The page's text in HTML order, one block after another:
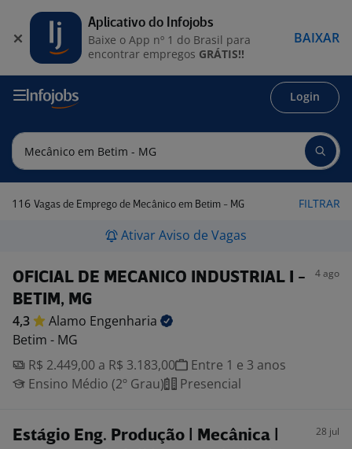
Login
116 Vagas de Emprego de Mecânico em Betim - MG FILTRAR
Ativar Aviso de Vagas
OFICIAL DE MECANICO INDUSTRIAL I -
BETIM, MG
4 ago
4,3 Alamo Engenharia
Betim - MG
R$ 2.449,00 a R$ 3.183,00
Entre 1 e 3 anos
Ensino Médio (2º Grau)
Presencial
Estágio Eng. Produção | Mecânica |
28 jul
Aplicativo do Infojobs
Baixe o App nº 1 do Brasil para
encontrar empregos GRÁTIS!!
BAIXAR